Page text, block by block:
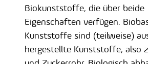
Biokunststoffe, die über beide
Eigenschaften verfügen.
Kunststoffe sind (teilweise)
hergestellte Kunststoffe, also